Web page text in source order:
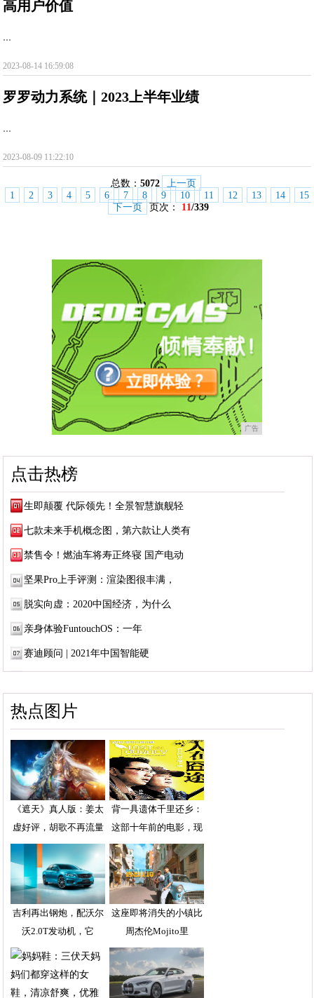
高用户价值
...
2023-08-14 16:59:08
罗罗动力系统｜2023上半年业绩
...
2023-08-09 11:22:10
总数： 5072
上一页
1
2 3 4 5 6 7 8 9 10 11 12 13 14
15
下一页
页次： 11/339
广告
点击热榜
生即颠覆 代际领先！全景智慧旗舰轻
七款未来手机概念图，第六款让人类有
禁售令！燃油车将寿正终寝 国产电动
坚果Pro上手评测：渲染图很丰满，
脱实向虚：2020中国经济，为什么
亲身体验FuntouchOS：一年
赛迪顾问 | 2021年中国智能硬
热点图片
《遮天》真人版：姜太
虚好评，胡歌不再流量
背一具遗体千里还乡：
这部十年前的电影，现
吉利再出钢炮，配沃尔
沃2.0T发动机，它
这座即将消失的小镇比
周杰伦Mojito里